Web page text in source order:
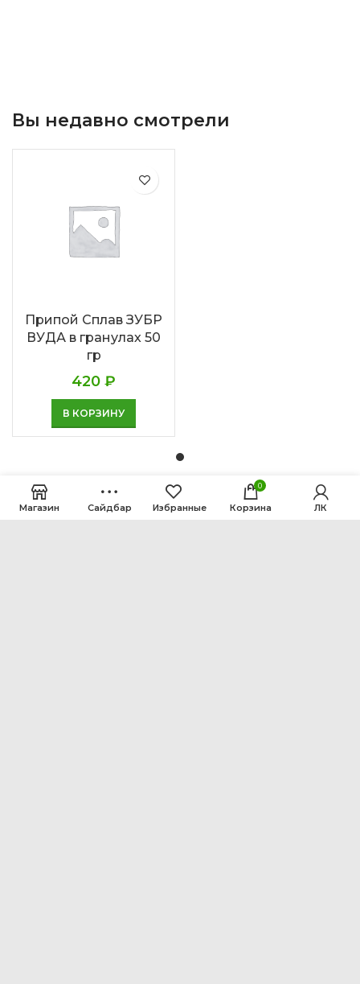
Вы недавно смотрели
Припой Сплав ЗУБР
ВУДА в гранулах 50
гр
420 ₽
В КОРЗИНУ
Магазин Сайдбар Избранные
0
Корзина ЛК